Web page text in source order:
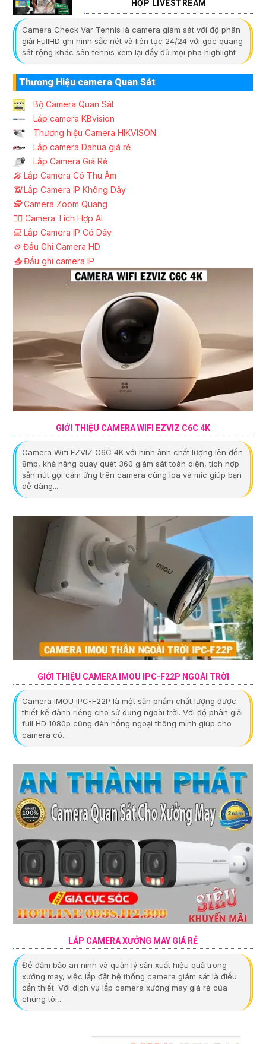
HỢP LIVESTREAM
Camera Check Var Tennis là camera giám sát với độ phân
giải FullHD ghi hình sắc nét và liên tục 24/24 với góc quang
sát rộng khác sân tennis xem lại đầy đủ mọi pha highlight
Thương Hiệu camera Quan Sát
Bộ Camera Quan Sát
Lắp camera KBvision
Thương hiệu Camera HIKVISON
Lắp camera Dahua giá rẻ
Lắp Camera Giá Rẻ
️🎤️ Lắp Camera Có Thu Âm
📶Lắp Camera IP Không Dây
🕵️Camera Zoom Quang
🧛‍♀️ Camera Tích Hợp AI
💻 Lắp Camera IP Có Dây
⚙️ Đầu Ghi Camera HD
📥Đầu ghi camera IP
GIỚI THIỆU CAMERA WIFI EZVIZ C6C 4K
Camera Wifi EZVIZ C6C 4K với hình ảnh chất lượng lên đến
8mp, khả năng quay quét 360 giám sát toàn diện, tích hợp
sẵn nút gọi cảm ứng trên camera cùng loa và mic giúp bạn
dễ dàng...
GIỚI THIỆU CAMERA IMOU IPC-F22P NGOÀI TRỜI
Camera IMOU IPC-F22P là một sản phẩm chất lượng được
thiết kế dành riêng cho sử dụng ngoài trời. Với độ phân giải
full HD 1080p cũng đèn hồng ngoại thông minh giúp cho
camera có...
LẮP CAMERA XƯỞNG MAY GIÁ RẺ
Để đảm bảo an ninh và quản lý sản xuất hiệu quả trong
xưởng may, việc lắp đặt hệ thống camera giám sát là điều
cần thiết. Với dịch vụ lắp camera xưởng may giá rẻ của
chúng tôi,...